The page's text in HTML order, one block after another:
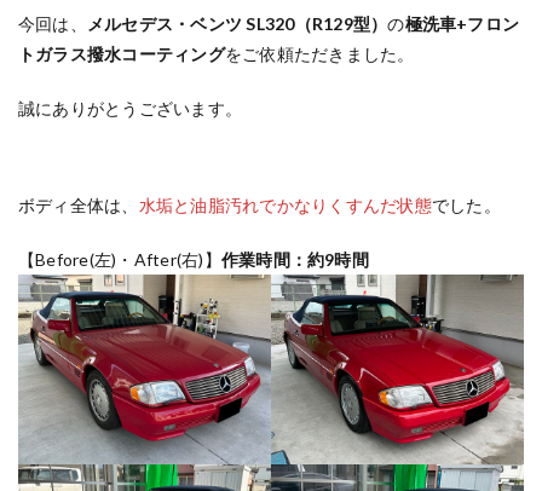
今回は、 メルセデス・ベンツ SL320（R129型）の極洗車+フロン
トガラス撥水コーティングをご依頼ただきました。
誠にありがとうございます。
ボディ全体は、 水垢と油脂汚れでかなりくすんだ状態でした。
【Before(左)・After(右)】 作業時間：約9時間